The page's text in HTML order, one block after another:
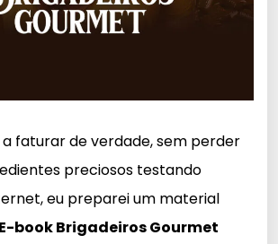
faturar de verdade, sem perder
preciosos testando
eu preparei um material
E-book Brigadeiros Gourmet